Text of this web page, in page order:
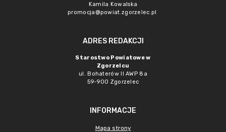
Kamila Kowalska
promocja@powiat.zgorzelec.pl
ADRES REDAKCJI
Starostwo Powiatowe w
Zgorzelcu
ul. Bohaterów II AWP 8a
59-900 Zgorzelec
INFORMACJE
Mapa strony